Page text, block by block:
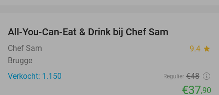
All-You-Can-Eat & Drink bij Chef Sam
Chef Sam 9.4 star
Brugge
Verkocht: 1.150
Regulier €48
€37,90